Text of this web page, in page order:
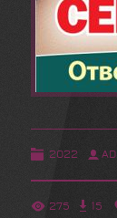
2022
275 15